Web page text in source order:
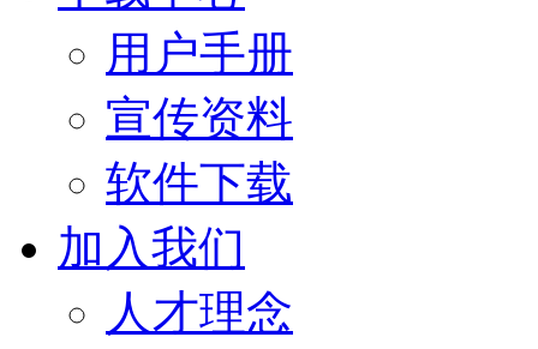
用户手册
宣传资料
软件下载
加入我们
人才理念